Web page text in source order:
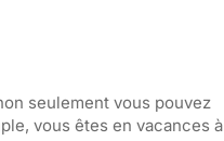
seulement vous pouvez
vous êtes en vacances à